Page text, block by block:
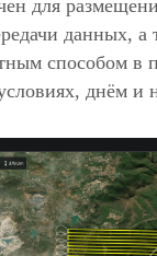
для
данных, а
способом в
днём и